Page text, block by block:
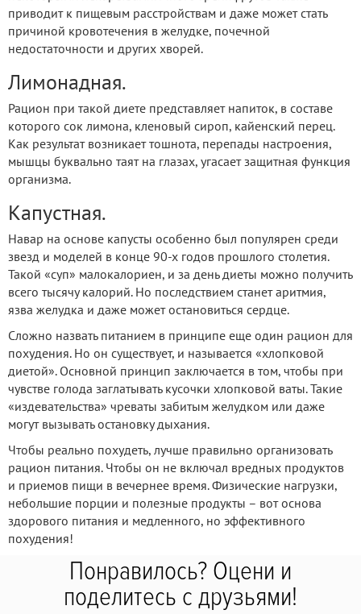
приводит к пищевым расстройствам и даже может стать
причиной кровотечения в желудке, почечной
недостаточности и других хворей.
Лимонадная.
Рацион при такой диете представляет напиток, в составе
которого сок лимона, кленовый сироп, кайенский перец.
Как результат возникает тошнота, перепады настроения,
мышцы буквально таят на глазах, угасает защитная функция
организма.
Капустная.
Навар на основе капусты особенно был популярен среди
звезд и моделей в конце 90-х годов прошлого столетия.
Такой «суп» малокалориен, и за день диеты можно получить
всего тысячу калорий. Но последствием станет аритмия,
язва желудка и даже может остановиться сердце.
Сложно назвать питанием в принципе еще один рацион для
похудения. Но он существует, и называется «хлопковой
диетой». Основной принцип заключается в том, чтобы при
чувстве голода заглатывать кусочки хлопковой ваты. Такие
«издевательства» чреваты забитым желудком или даже
могут вызывать остановку дыхания.
Чтобы реально похудеть, лучше правильно организовать
рацион питания. Чтобы он не включал вредных продуктов
и приемов пищи в вечернее время. Физические нагрузки,
небольшие порции и полезные продукты – вот основа
здорового питания и медленного, но эффективного
похудения!
Понравилось? Оцени и
поделитесь с друзьями!